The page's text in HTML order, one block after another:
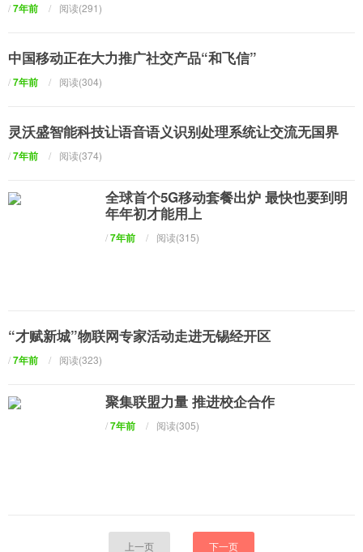
/7年前 / 阅读(291)
中国移动正在大力推广社交产品“和飞信”
/7年前 / 阅读(304)
灵沃盛智能科技让语音语义识别处理系统让交流无国界
/7年前 / 阅读(374)
全球首个5G移动套餐出炉 最快也要到明
年年初才能用上
/7年前 / 阅读(315)
“才赋新城”物联网专家活动走进无锡经开区
/7年前 / 阅读(323)
聚集联盟力量 推进校企合作
/7年前 / 阅读(305)
上一页 下一页